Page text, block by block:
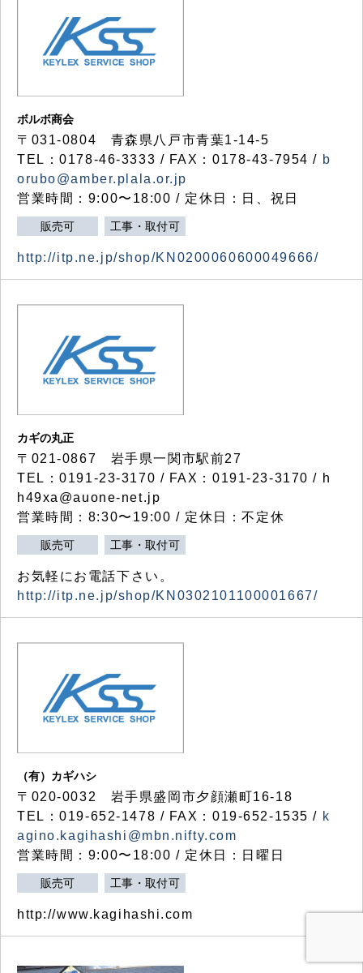
ボルボ商会
〒031-0804 青森県八戸市青葉1-14-5
TEL：0178-46-3333 / FAX：0178-43-7954 / b
orubo@amber.plala.or.jp
営業時間：9:00〜18:00 / 定休日：日、祝日
販売可 工事・取付可
http://itp.ne.jp/shop/KN0200060600049666/
カギの丸正
〒021-0867 岩手県一関市駅前27
TEL：0191-23-3170 / FAX：0191-23-3170 / h
h49xa@auone-net.jp
営業時間：8:30〜19:00 / 定休日：不定休
販売可 工事・取付可
お気軽にお電話下さい。
http://itp.ne.jp/shop/KN0302101100001667/
（有）カギハシ
〒020-0032 岩手県盛岡市夕顔瀬町16-18
TEL：019-652-1478 / FAX：019-652-1535 / k
agino.kagihashi@mbn.nifty.com
営業時間：9:00〜18:00 / 定休日：日曜日
販売可 工事・取付可
http://www.kagihashi.com